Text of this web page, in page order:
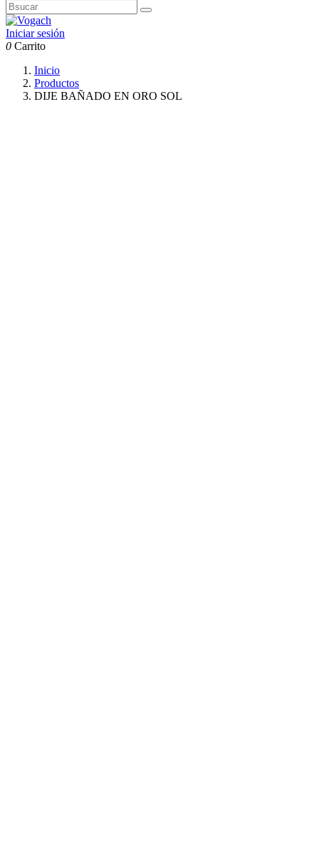
Iniciar sesión
0 Carrito
Inicio
Productos
DIJE BAÑADO EN ORO SOL